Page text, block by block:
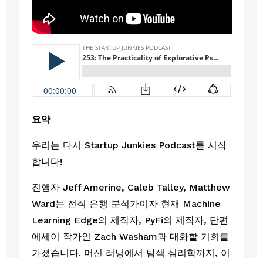
요약
우리는 다시 Startup Junkies Podcast를 시작
합니다!
진행자 Jeff Amerine, Caleb Talley, Matthew
Ward는 전직 은행 분석가이자 현재 Machine
Learning Edge의 제작자, PyFi의 제작자, 단편
에세이 작가인 Zach Washam과 대화할 기회를
가졌습니다. 머신 러닝에서 탐색 심리학까지, 이